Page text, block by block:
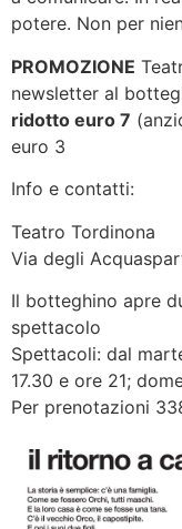
potere. Non per
PROMOZIONE
newsletter al
ridotto euro 7
euro 3
Info e contatti:
Teatro Tordinona
Via degli
Il botteghino apre
spettacolo
Spettacoli: dal
17.30 e ore 21;
Per prenotazioni